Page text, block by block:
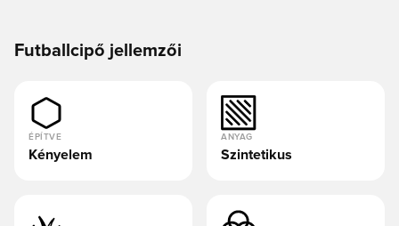
Futballcipő jellemzői
ÉPÍTVE
Kényelem
ANYAG
Szintetikus